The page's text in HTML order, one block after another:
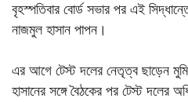
বৃহস্পতিবার বোর্ড সভার পর এই
নাজমুল হাসান পাপন।
এর আগে টেস্ট দলের নেতৃত্ব ছাড়েন
হাসানের সঙ্গে বৈঠকের পর টেস্ট দলের